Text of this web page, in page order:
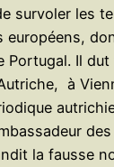
survoler les
européens,
Portugal. Il
à
la fausse